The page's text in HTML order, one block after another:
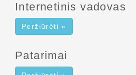
Internetinis vadovas
Peržiūrėti »
Patarimai